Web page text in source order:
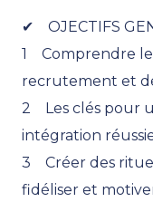
✔ OJECTIFS
1 Comprendre
recrutement et
2 Les clés pour
intégration
3 Créer des
fidéliser et